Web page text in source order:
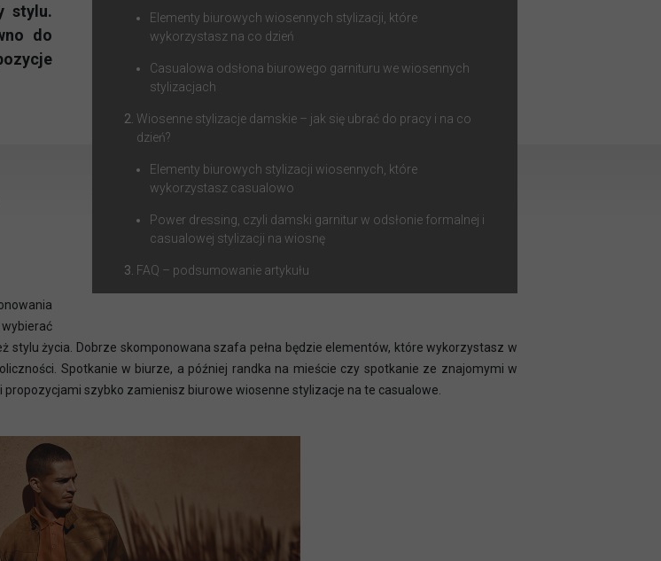
stylu.
do
Elementy biurowych wiosennych stylizacji, które
wykorzystasz na co dzień
Casualowa odsłona biurowego garnituru we wiosennych
stylizacjach
Wiosenne stylizacje damskie – jak się ubrać do pracy i na co
dzień?
Elementy biurowych stylizacji wiosennych, które
wykorzystasz casualowo
Power dressing, czyli damski garnitur w odsłonie formalnej i
casualowej stylizacji na wiosnę
FAQ – podsumowanie artykułu
stylu życia. Dobrze skomponowana szafa pełna będzie elementów, które wykorzystasz w
Spotkanie w biurze, a później randka na mieście czy spotkanie ze znajomymi w
szybko zamienisz biurowe wiosenne stylizacje na te casualowe.